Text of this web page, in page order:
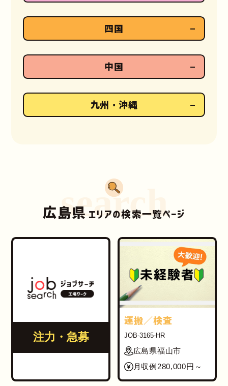
四国
中国
九州・沖縄
広島県 エリアの検索一覧ページ
search
注力・急募
運搬／検査
JOB-3165-HR
広島県福山市
月収例280,000円～